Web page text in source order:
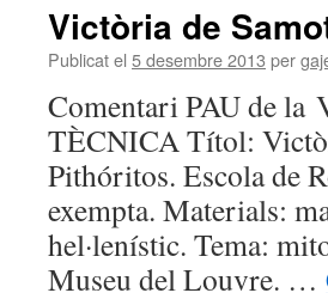
Victòria de
Publicat el 5 desembre 2013 per
Comentari PAU de la
TÈCNICA Títol:
Pithóritos. Escola de
exempta. Materials:
hel·lenístic. Tema:
Museu del Louvre. …